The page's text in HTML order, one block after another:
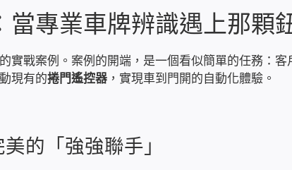
當專業車牌辨識遇上那顆
實戰案例。案例的開端，是一個看似簡單的任務：
現有的捲門遙控器，實現車到門開的自動化體驗。
的「強強聯手」